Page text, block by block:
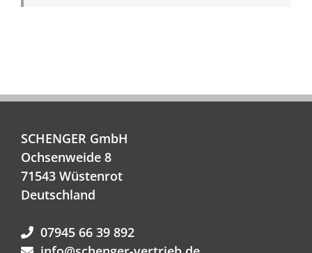
SCHENGER GmbH
Ochsenweide 8
71543 Wüstenrot
Deutschland
07945 66 39 892